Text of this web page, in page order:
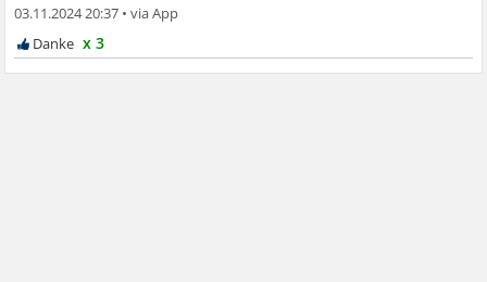
03.11.2024 20:37 •
x 3